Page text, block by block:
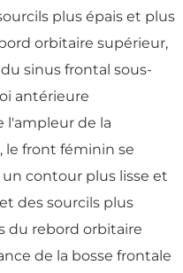
plus épais et plus
orbitaire supérieur,
sinus frontal sous-
antérieure
de la
le front féminin se
contour plus lisse et
des sourcils plus
du rebord orbitaire
de la bosse frontale